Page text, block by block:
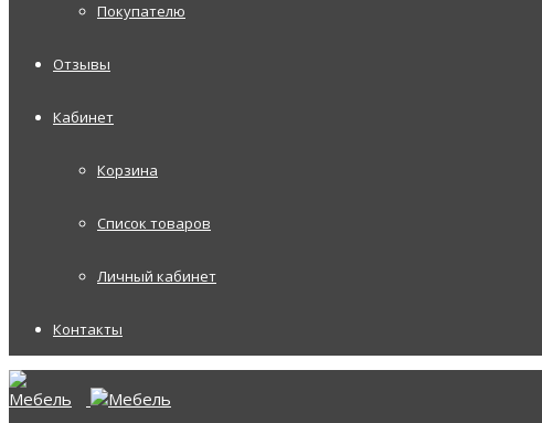
Покупателю
Отзывы
Кабинет
Корзина
Список товаров
Личный кабинет
Контакты